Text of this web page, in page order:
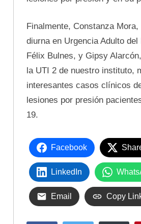
Finalmente, Constanza
diurna en Urgencia Adulto
Félix Bulnes, y Gipsy
la UTI 2 de nuestro instituto,
interesantes casos clínicos
lesiones por presión
19.
Facebook
LinkedIn
Email Copy